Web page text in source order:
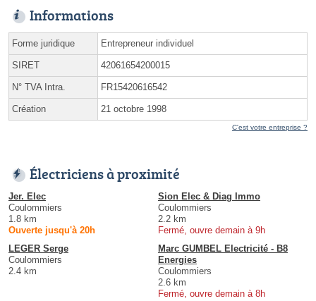
Informations
Forme juridique Entrepreneur individuel
SIRET 42061654200015
N° TVA Intra. FR15420616542
Création 21 octobre 1998
C'est votre entreprise ?
Électriciens à proximité
Jer. Elec
Coulommiers
1.8 km
Ouverte jusqu'à 20h
Sion Elec & Diag Immo
Coulommiers
2.2 km
Fermé, ouvre demain à 9h
LEGER Serge
Coulommiers
2.4 km
Marc GUMBEL Electricité - B8
Energies
Coulommiers
2.6 km
Fermé, ouvre demain à 8h